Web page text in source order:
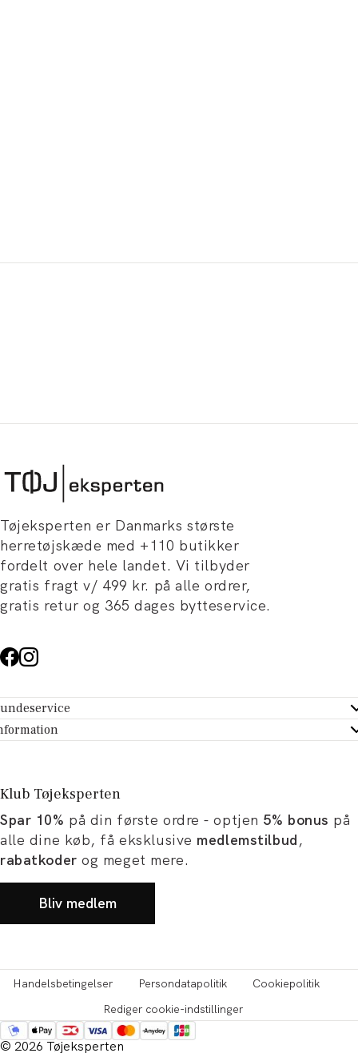
Tøjeksperten er Danmarks største
herretøjskæde med +110 butikker
fordelt over hele landet. Vi tilbyder
gratis fragt v/ 499 kr. på alle ordrer,
gratis retur og 365 dages bytteservice.
- Hjælpecenter
dit køb
Tøjeksperten
og artikler
og karriere
Klub Tøjeksperten
Spar 10% på din første ordre - optjen 5% bonus på
alle dine køb, få eksklusive medlemstilbud,
rabatkoder og meget mere.
Bliv medlem
Handelsbetingelser Persondatapolitik
Cookiepolitik
Rediger cookie-indstillinger
© 2026 Tøjeksperten